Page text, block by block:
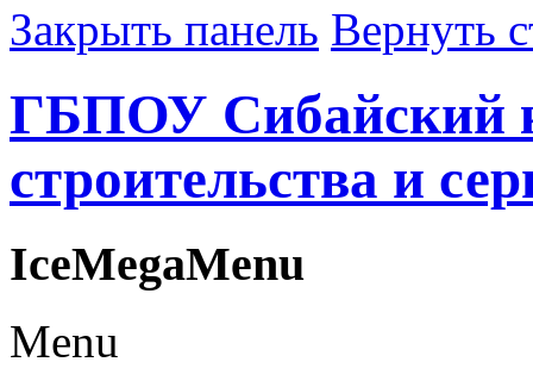
Закрыть панель Вернуть
ГБПОУ Сибайский
строительства и
IceMegaMenu
Menu